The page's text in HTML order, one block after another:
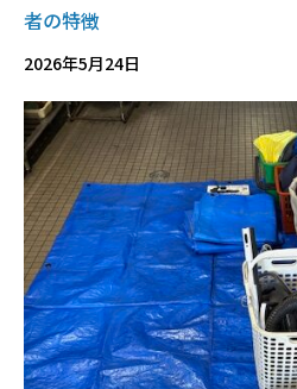
者の特徴
2026年5月24日